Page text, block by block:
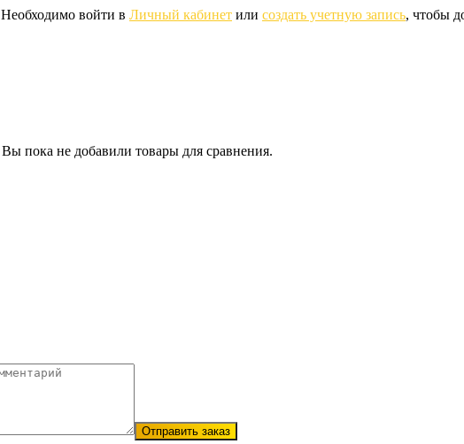
Необходимо войти в Личный кабинет или создать учетную запись, чтобы
Вы пока не добавили товары для сравнения.
Отправить заказ